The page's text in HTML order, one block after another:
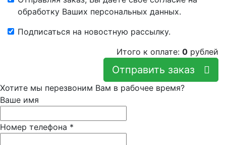
обработку Ваших персональных данных.
Подписаться на новостную рассылку.
Итого к оплате: 0 рублей
Хотите мы перезвоним Вам в рабочее время?
Ваше имя
Номер телефона *